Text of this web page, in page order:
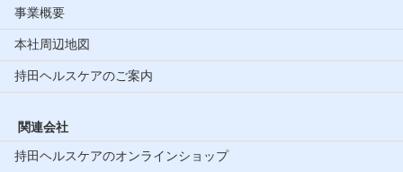
事業概要
本社周辺地図
持田ヘルスケアのご案内
関連会社
持田ヘルスケアのオンラインショップ